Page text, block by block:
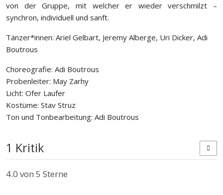
von der Gruppe, mit welcher er wieder verschmilzt –
synchron, individuell und sanft.
Tänzer*innen: Ariel Gelbart, Jeremy Alberge, Uri Dicker, Adi
Boutrous
Choreografie: Adi Boutrous
Probenleiter: May Zarhy
Licht: Ofer Laufer
Kostüme: Stav Struz
Ton und Tonbearbeitung: Adi Boutrous
1 Kritik
4.0 von 5 Sterne